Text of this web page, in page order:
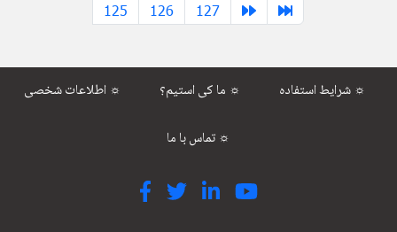
125
126 127
اطلاعات شخصی ☼ ما کی استیم؟ ☼ شرایط استفاده ☼
تماس با ما ☼